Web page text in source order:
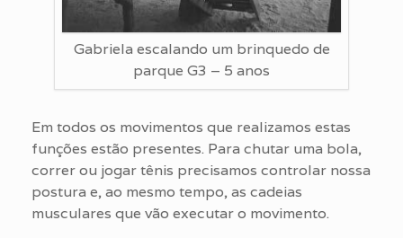
Gabriela escalando um brinquedo de
parque G3 – 5 anos
Em todos os movimentos que realizamos estas
funções estão presentes. Para chutar uma bola,
correr ou jogar tênis precisamos controlar nossa
postura e, ao mesmo tempo, as cadeias
musculares que vão executar o movimento.